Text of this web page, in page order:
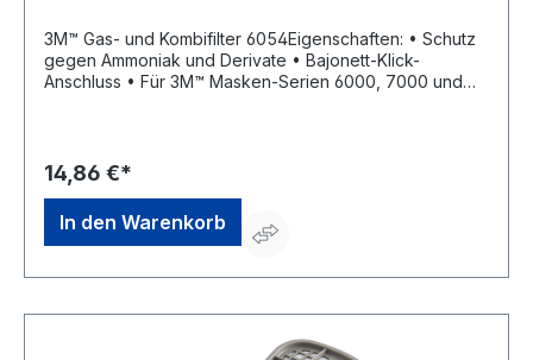
3M™ Gas- und Kombifilter 6054Eigenschaften: • Schutz
gegen Ammoniak und Derivate • Bajonett-Klick-
Anschluss • Für 3M™ Masken-Serien 6000, 7000 und
3m.premiumcustomer.dach@mmm.com
14,86 €*
In den Warenkorb